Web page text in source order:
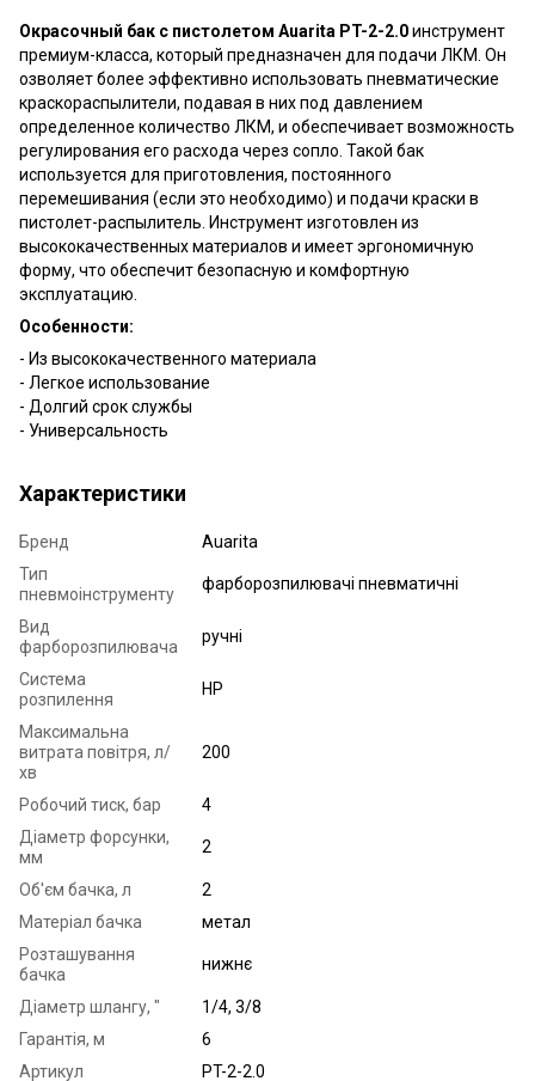
Окрасочный бак с пистолетом Auarita PT-2-2.0инструмент
премиум-класса, который предназначен для подачи ЛКМ. Он
озволяет более эффективно использовать пневматические
краскораспылители, подавая в них под давлением
определенное количество ЛКМ, и обеспечивает возможность
регулирования его расхода через сопло. Такой бак
используется для приготовления, постоянного
перемешивания (если это необходимо) и подачи краски в
пистолет-распылитель. Инструмент изготовлен из
высококачественных материалов и имеет эргономичную
форму, что обеспечит безопасную и комфортную
эксплуатацию.
Особенности:
- Из высококачественного материала
- Легкое использование
- Долгий срок службы
- Универсальность
Характеристики
Бренд
Auarita
Тип
пневмоінструменту
фарборозпилювачі пневматичні
Вид
фарборозпилювача
ручні
Система
розпилення
HP
Максимальна
витрата повітря, л/
хв
200
Робочий тиск, бар
4
Діаметр форсунки,
мм
2
Об'єм бачка, л
2
Матеріал бачка
метал
Розташування
бачка
нижнє
Діаметр шлангу, "
1/4, 3/8
Гарантія, м
6
Артикул
PT-2-2.0